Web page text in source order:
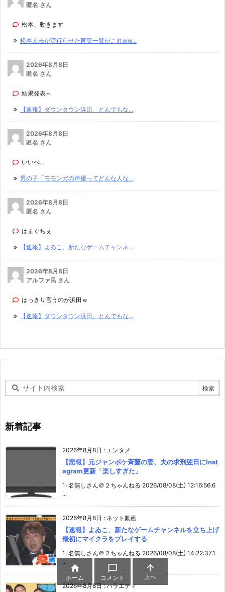
匿名 さん
松本、動きます
松本人志が流行らせた言葉一覧がこれww...
2026年8月8日
匿名 さん
結果発表～
【速報】ダウンタウン浜田、とんでもな...
2026年8月8日
匿名 さん
いいべ…
男の子「モモンガの声優ってどんな人な...
2026年8月8日
匿名 さん
はまぐちぇ
【速報】よゐこ、新たなゲームチャンネ...
2026年8月8日
アルファ民 さん
はっきり言うのが浜田ｗ
【速報】ダウンタウン浜田、とんでもな...
新着記事
2026年8月8日 : エンタメ
【悲報】元ジャンポケ斉藤の妻、夫の求刑翌日にInst
agram更新「楽しすぎた」
1: 名無しさん＠２ちゃんねる 2026/08/08(土) 12:16:56.6
...
2026年8月8日 : ネット動画
【速報】よゐこ、新たなゲームチャンネルを立ち上げ
最初にマイクラをプレイする
1: 名無しさん＠２ちゃんねる 2026/08/08(土) 14:22:37.1
...
2026年8月8日:バラエティ

ホーム

コメント

上へ